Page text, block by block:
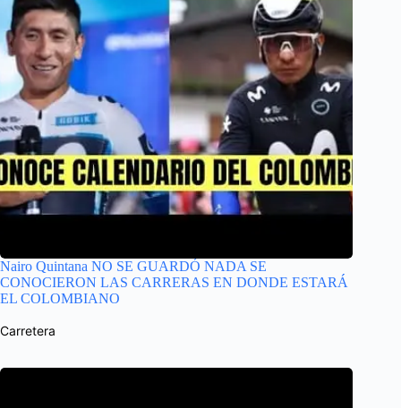
Nairo Quintana NO SE GUARDÓ NADA SE
CONOCIERON LAS CARRERAS EN DONDE ESTARÁ
EL COLOMBIANO
Carretera